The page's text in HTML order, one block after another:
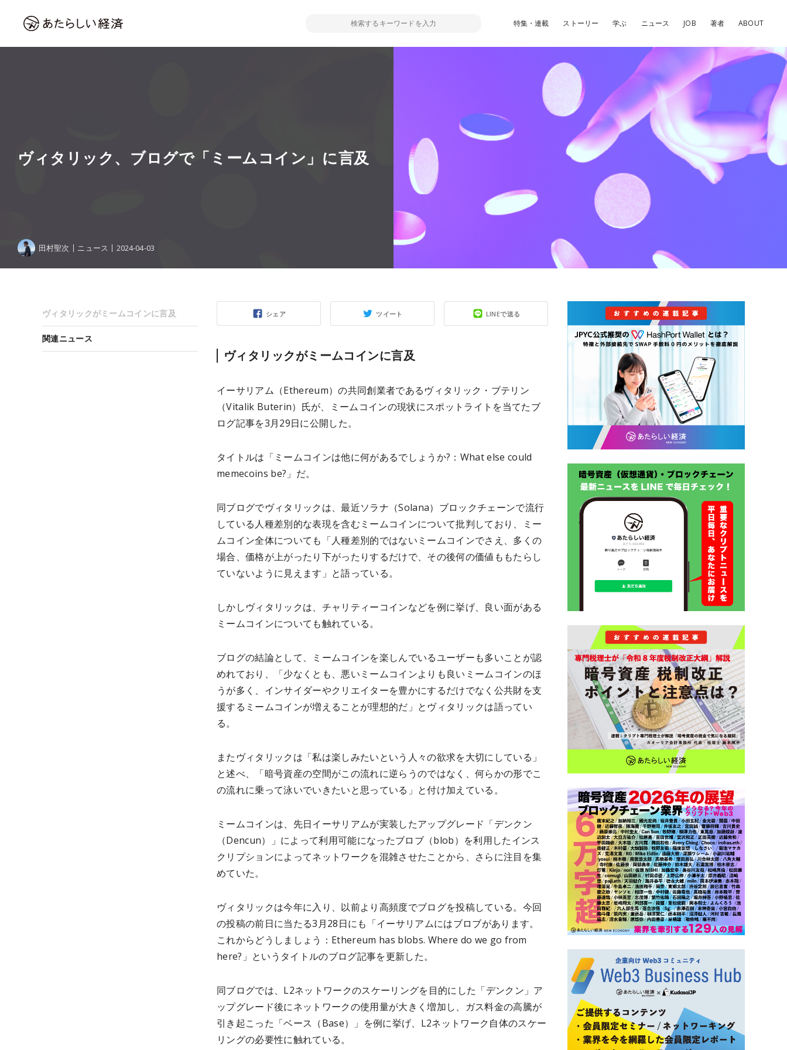
特集・連載 ストーリー 学ぶ ニュース JOB 著者 ABOUT
ヴィタリック、ブログで「ミームコイン」に言及
田村聖次 ニュース 2024-04-03
シェア ツイート LINEで送る
ヴィタリックがミームコインに言及
イーサリアム（Ethereum）の共同創業者であるヴィタリック・ブテリン
（Vitalik Buterin）氏が、ミームコインの現状にスポットライトを当てたブ
ログ記事を3月29日に公開した。
タイトルは「ミームコインは他に何があるでしょうか?：What else could
memecoins be?」だ。
同ブログでヴィタリックは、最近ソラナ（Solana）ブロックチェーンで流行
している人種差別的な表現を含むミームコインについて批判しており、ミー
ムコイン全体についても「人種差別的ではないミームコインでさえ、多くの
場合、価格が上がったり下がったりするだけで、その後何の価値ももたらし
ていないように見えます」と語っている。
しかしヴィタリックは、チャリティーコインなどを例に挙げ、良い面がある
ミームコインについても触れている。
ブログの結論として、ミームコインを楽しんでいるユーザーも多いことが認
めれており、「少なくとも、悪いミームコインよりも良いミームコインのほ
うが多く、インサイダーやクリエイターを豊かにするだけでなく公共財を支
援するミームコインが増えることが理想的だ」とヴィタリックは語ってい
る。
またヴィタリックは「私は楽しみたいという人々の欲求を大切にしている」
と述べ、「暗号資産の空間がこの流れに逆らうのではなく、何らかの形でこ
の流れに乗って泳いでいきたいと思っている」と付け加えている。
ミームコインは、先日イーサリアムが実装したアップグレード「デンクン
（Dencun）」によって利用可能になったブロブ（blob）を利用したインス
クリプションによってネットワークを混雑させたことから、さらに注目を集
めていた。
ヴィタリックは今年に入り、以前より高頻度でブログを投稿している。今回
の投稿の前日に当たる3月28日にも「イーサリアムにはブロブがあります。
これからどうしましょう：Ethereum has blobs. Where do we go from
here?」というタイトルのブログ記事を更新した。
同ブログでは、L2ネットワークのスケーリングを目的にした「デンクン」ア
ップグレード後にネットワークの使用量が大きく増加し、ガス料金の高騰が
引き起こった「ベース（Base）」を例に挙げ、L2ネットワーク自体のスケー
リングの必要性に触れている。
ヴィタリックがミームコインに言及
関連ニュース